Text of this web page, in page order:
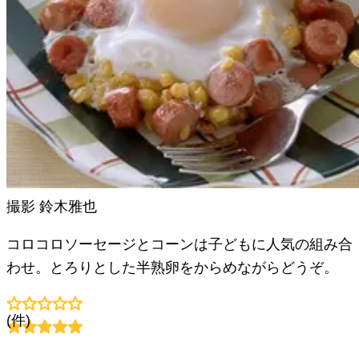
撮影 鈴木雅也
コロコロソーセージとコーンは子どもに人気の組み合
わせ。とろりとした半熟卵をからめながらどうぞ。
(件)